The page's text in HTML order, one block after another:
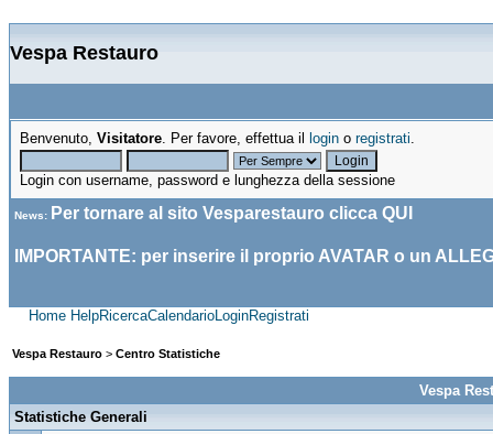
Vespa Restauro
Benvenuto, Visitatore. Per favore, effettua il login o registrati.
Login con username, password e lunghezza della sessione
News: Per tornare al sito Vesparestauro clicca QUI
IMPORTANTE: per inserire il proprio AVATAR o un
Home HelpRicercaCalendarioLoginRegistrati
Vespa Restauro > Centro Statistiche
Vespa
Statistiche Generali